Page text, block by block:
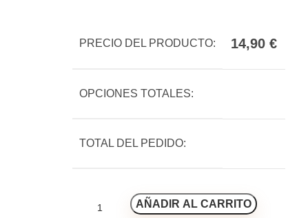
PRECIO DEL PRODUCTO: 14,90 €
OPCIONES TOTALES:
TOTAL DEL PEDIDO:
AÑADIR AL CARRITO